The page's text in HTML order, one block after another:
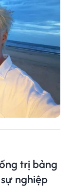
trị bảng
nghiệp